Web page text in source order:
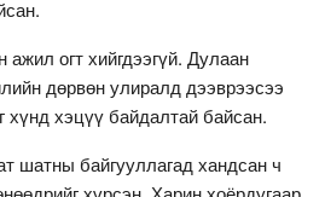
огт хийгдээгүй. Дулаан
дөрвөн улиралд дээврээсээ
хүнд хэцүү байдалтай байсан.
шатны байгууллагад хандсан ч